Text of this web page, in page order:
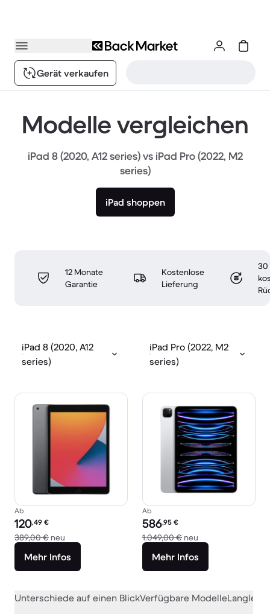
Gerät verkaufen
Modelle vergleichen
iPad 8 (2020, A12 series) vs iPad Pro (2022, M2
series)
iPad shoppen
12 Monate
Garantie
Kostenlose
Lieferung
30
iPad 8 (2020, A12
series)
iPad Pro (2022, M2
series)
Ab
Preis des erneuerten Produkts:
120,49 €
389,00 € neu Im Vergleich zum Neupreis von 389,00 €
Mehr Infos
Ab
Preis des erneuerten Produkts:
586,95 €
1.049,00 € neu
Mehr Infos
Unterschiede auf einen BlickVerfügbare Modelle